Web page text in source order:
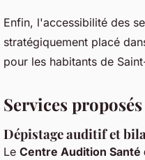
Enfin, l'accessibilité des
stratégiquement placé
pour les habitants de
Services
Dépistage auditif et
Le Centre Audition Santé